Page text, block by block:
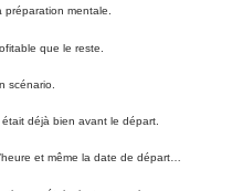
préparation mentale.
que le reste.
scénario.
déjà bien avant le départ.
et même la date de départ…